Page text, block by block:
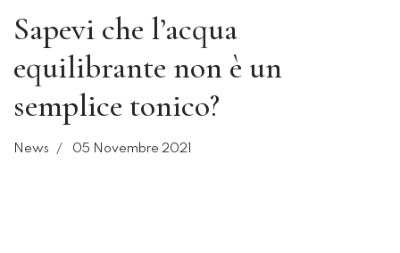
Sapevi che l’acqua
equilibrante non è un
semplice tonico?
News 05 Novembre 2021